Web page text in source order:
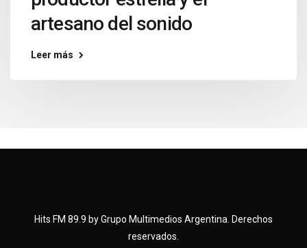
artesano del sonido
Leer más
Hits FM 89.9 by Grupo Multimedios Argentina. Derechos
reservados.